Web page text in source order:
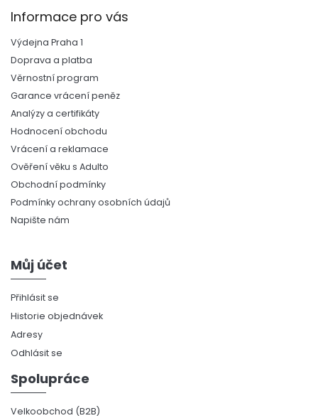
Informace pro vás
Výdejna Praha 1
Doprava a platba
Věrnostní program
Garance vrácení peněz
Analýzy a certifikáty
Hodnocení obchodu
Vrácení a reklamace
Ověření věku s Adulto
Obchodní podmínky
Podmínky ochrany osobních údajů
Napište nám
Můj účet
Přihlásit se
Historie objednávek
Adresy
Odhlásit se
Spolupráce
Velkoobchod (B2B)